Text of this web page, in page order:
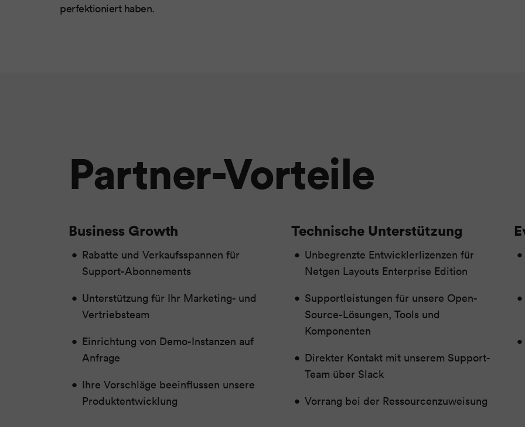
perfektioniert haben.
Partner-Vorteile
Business Growth
Rabatte und Verkaufsspannen für
Support-Abonnements
Unterstützung für Ihr Marketing- und
Vertriebsteam
Einrichtung von Demo-Instanzen auf
Anfrage
Ihre Vorschläge beeinflussen unsere
Produktentwicklung
Technische Unterstützung
Unbegrenzte Entwicklerlizenzen für
Netgen Layouts Enterprise Edition
Supportleistungen für unsere Open-
Source-Lösungen, Tools und
Komponenten
Direkter Kontakt mit unserem Support-
Team über Slack
Vorrang bei der Ressourcenzuweisung